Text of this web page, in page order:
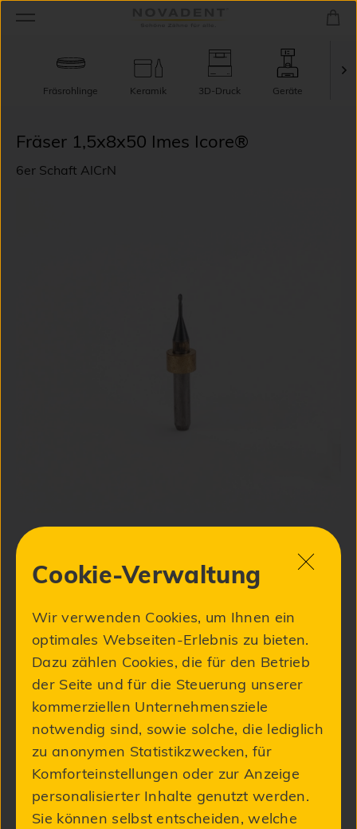
Fräsrohlinge Keramik 3D-Druck Geräte
Fräser 1,5x8x50 Imes Icore®
6er Schaft AlCrN
111,00 €
zzgl. MwSt.
Artikel - Nr .:
M1-2-6ARN-d15-0850
-
In den Warenkorb
Details
Cookie-Verwaltung
Wir verwenden Cookies, um Ihnen ein
optimales Webseiten-Erlebnis zu bieten.
Dazu zählen Cookies, die für den Betrieb
der Seite und für die Steuerung unserer
kommerziellen Unternehmensziele
notwendig sind, sowie solche, die lediglich
zu anonymen Statistikzwecken, für
Komforteinstellungen oder zur Anzeige
personalisierter Inhalte genutzt werden.
Sie können selbst entscheiden, welche